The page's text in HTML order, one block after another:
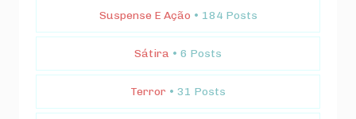
Suspense E Ação • 184 Posts
Sátira • 6 Posts
Terror • 31 Posts